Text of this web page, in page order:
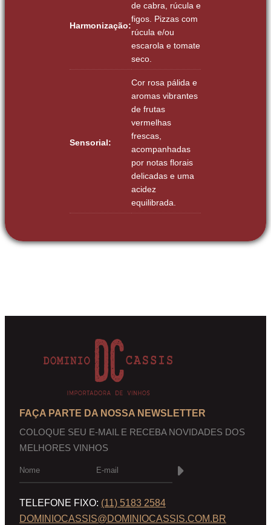
Harmonização:
de cabra, rúcula e
figos. Pizzas com
rúcula e/ou
escarola e tomate
seco.
Sensorial:
Cor rosa pálida e
aromas vibrantes
de frutas
vermelhas
frescas,
acompanhadas
por notas florais
delicadas e uma
acidez
equilibrada.
FAÇA PARTE DA NOSSA NEWSLETTER
COLOQUE SEU E-MAIL E RECEBA NOVIDADES DOS
MELHORES VINHOS
TELEFONE FIXO: (11) 5183 2584
DOMINIOCASSIS@DOMINIOCASSIS.COM.BR